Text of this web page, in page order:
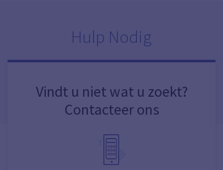
Hulp Nodig
Vindt u niet wat u zoekt?
Contacteer ons